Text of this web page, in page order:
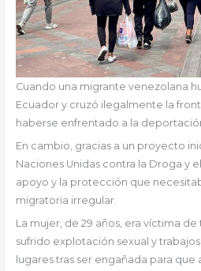
Cuando una migrante venezolana
Ecuador y cruzó ilegalmente la
haberse enfrentado a la
En cambio, gracias a un proyecto
Naciones Unidas contra la Droga y
apoyo y la protección que
migratoria irregular.
La mujer, de 29 años, era víctima
sufrido explotación sexual y
lugares tras ser engañada para